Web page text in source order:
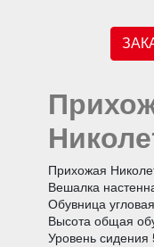
Прихожая
Вешалка
Обувница
Высота общая
Уровень